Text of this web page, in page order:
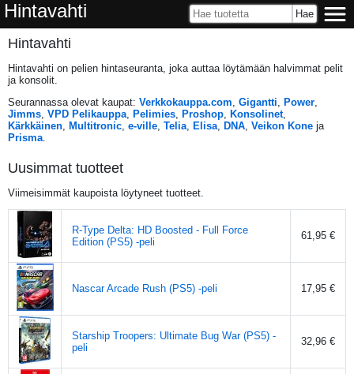
Hintavahti
Hintavahti
Hintavahti on pelien hintaseuranta, joka auttaa löytämään halvimmat pelit
ja konsolit.
Seurannassa olevat kaupat: Verkkokauppa.com Gigantti Power
Jimms VPD Pelikauppa Pelimies Proshop Konsolinet,
Kärkkäinen Multitronic e-ville Telia Elisa DNA Veikon Kone ja
Prisma
Uusimmat tuotteet
Viimeisimmät kaupoista löytyneet tuotteet.
R-Type Delta: HD Boosted - Full Force
Edition (PS5) -peli
61,95 €
Nascar Arcade Rush (PS5) -peli 17,95 €
Starship Troopers: Ultimate Bug War (PS5) -
peli
32,96 €